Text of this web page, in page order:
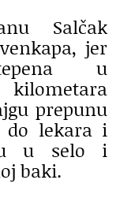
Salčak
jer
u
kilometara
prepunu
do lekara i
u selo i
baki.